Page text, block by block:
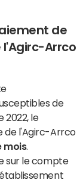
de
Arrco
de
2022, le
de l'Agirc-Arrco
mois.
sur le compte